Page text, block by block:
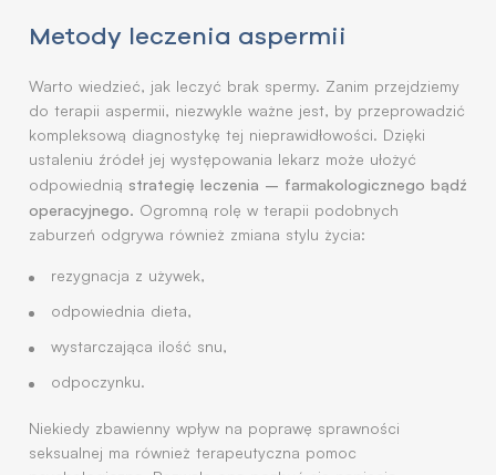
Metody leczenia aspermii
Warto wiedzieć, jak leczyć brak spermy. Zanim przejdziemy
do terapii aspermii, niezwykle ważne jest, by przeprowadzić
kompleksową diagnostykę tej nieprawidłowości. Dzięki
ustaleniu źródeł jej występowania lekarz może ułożyć
odpowiednią strategię leczenia – farmakologicznego bądź
operacyjnego. Ogromną rolę w terapii podobnych
zaburzeń odgrywa również zmiana stylu życia:
rezygnacja z używek,
odpowiednia dieta,
wystarczająca ilość snu,
odpoczynku.
Niekiedy zbawienny wpływ na poprawę sprawności
seksualnej ma również terapeutyczna pomoc